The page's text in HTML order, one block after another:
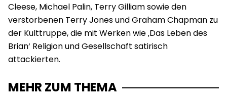
Cleese, Michael Palin, Terry Gilliam sowie den
verstorbenen Terry Jones und Graham Chapman zu
der Kulttruppe, die mit Werken wie ‚Das Leben des
Brian‘ Religion und Gesellschaft satirisch
attackierten.
MEHR ZUM THEMA